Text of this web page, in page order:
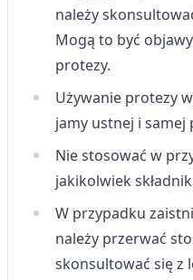
należy
Mogą to być
protezy.
Używanie protezy
jamy ustnej i samej
Nie stosować w
jakikolwiek
W przypadku
należy przerwać
skonsultować się z
Wykorzystywanie profili
spersonalizowanych
Pomiar efektywności
Pomiar efektywności
Rozumienie odbiorców
kombinacji danych z
Rozwój i ulepszanie usług
Wykorzystywanie
wyboru treści
Funkcje specjalne IAB: